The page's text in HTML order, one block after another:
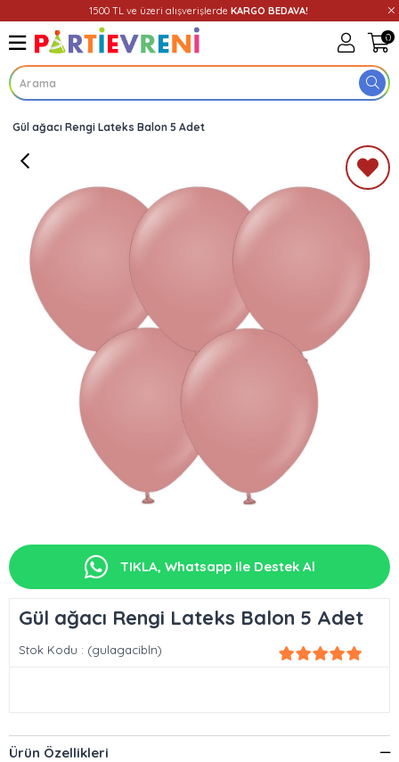
1500 TL ve üzeri alışverişlerde KARGO BEDAVA!
0
Üye Girişi
Gül ağacı Rengi Lateks Balon 5 Adet
TIKLA, Whatsapp ile Destek Al
Gül ağacı Rengi Lateks Balon 5 Adet
Stok Kodu (gulagacibln)
Ürün Özellikleri